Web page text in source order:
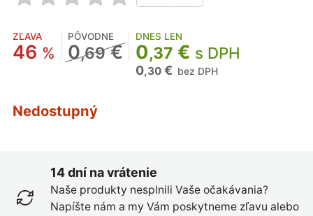
ZĽAVA
46 %
PÔVODNE
0,69€
DNES LEN
0,37 € s DPH
0,30€ bez DPH
Nedostupný
14 dní na vrátenie
Naše produkty nesplnili Vaše očakávania?
Napíšte nám a my Vám poskytneme zľavu alebo